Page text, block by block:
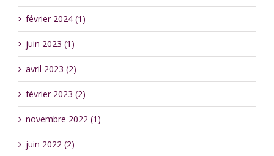
février 2024 (1)
juin 2023 (1)
avril 2023 (2)
février 2023 (2)
novembre 2022 (1)
juin 2022 (2)